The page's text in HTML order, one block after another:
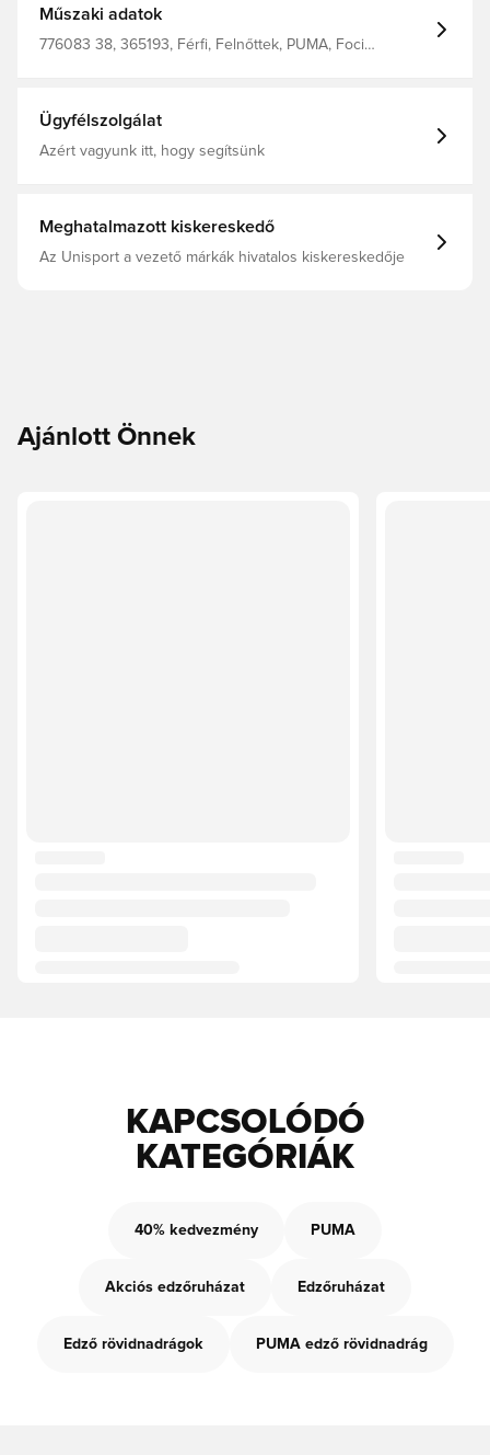
Jacquard Közepes derékmagasság Jellegzetes PUMA
Műszaki adatok
776083 38, 365193, Férfi, Felnőttek, PUMA, Foci
Ügyfélszolgálat
Azért vagyunk itt, hogy segítsünk
Meghatalmazott kiskereskedő
Az Unisport a vezető márkák hivatalos kiskereskedője
Ajánlott Önnek
KAPCSOLÓDÓ
KATEGÓRIÁK
40% kedvezmény PUMA
Akciós edzőruházat Edzőruházat
Edző rövidnadrágok PUMA edző rövidnadrág